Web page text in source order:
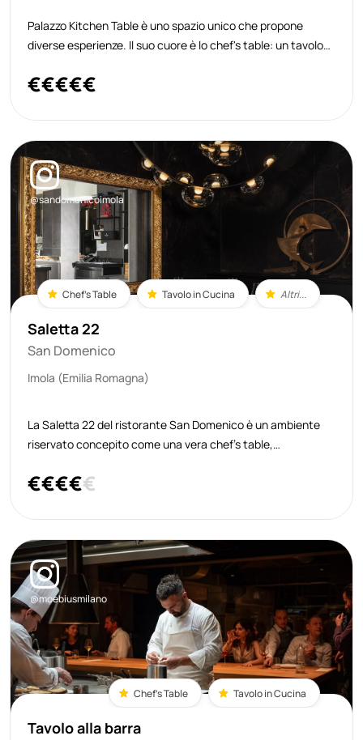
Palazzo Kitchen Table è uno spazio unico che propone
diverse esperienze. Il suo cuore è lo chef's table: un tavolo
Venice, dove ogni esperienza gastronomica si trasforma in
€€€€€
@sandomenicoimola
Chef's Table Tavolo in Cucina Altri...
Saletta 22
San Domenico
Imola (Emilia Romagna)
La Saletta 22 del ristorante San Domenico è un ambiente
riservato concepito come una vera chef’s table,
spazio indipendente dal resto del ristorante. Il progetto,
€€€€€
@moebiusmilano
Chef's Table Tavolo in Cucina
Tavolo alla barra